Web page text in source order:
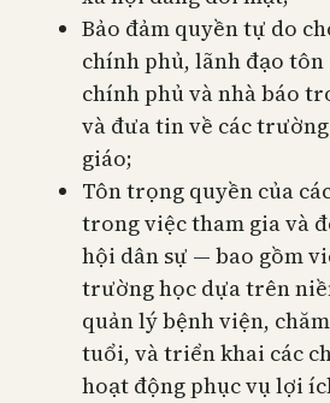
Bảo đảm quyền tự do
chính phủ, lãnh đạo
chính phủ và nhà báo
và đưa tin về các
giáo;
Tôn trọng quyền của
trong việc tham gia và
hội dân sự — bao gồm
trường học dựa trên
quản lý bệnh viện,
tuổi, và triển khai các
hoạt động phục vụ lợi